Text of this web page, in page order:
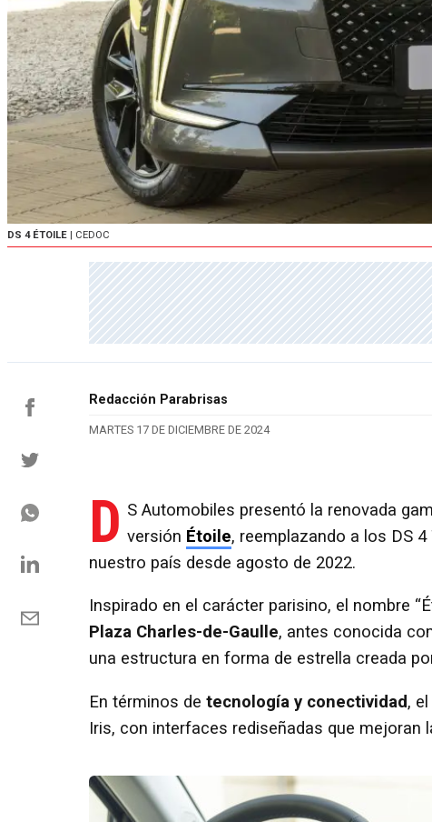
DS 4 ÉTOILE | CEDOC
Redacción Parabrisas
MARTES 17 DE DICIEMBRE DE 2024
D S Automobiles presentó la renovada
versión Étoile, reemplazando a los DS
nuestro país desde agosto de 2022.
Inspirado en el carácter parisino, el nombre
Plaza Charles-de-Gaulle, antes conocida
una estructura en forma de estrella creada
En términos de tecnología y conectividad,
Iris, con interfaces rediseñadas que mejoran